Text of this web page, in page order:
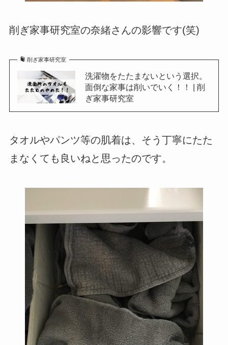
削ぎ家事研究室の奈緒さんの影響です(笑)
削ぎ家事研究室
洗濯物をたたまないという選択。
面倒な家事は削いでいく！！ | 削
ぎ家事研究室
タオルやパンツ等の肌着は、そう丁寧にたた
まなくても良いねと思ったのです。